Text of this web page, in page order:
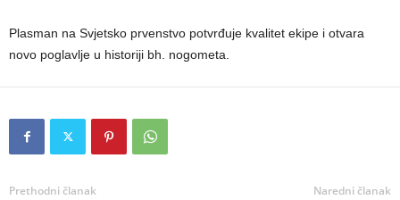
Plasman na Svjetsko prvenstvo potvrđuje kvalitet ekipe i otvara
novo poglavlje u historiji bh. nogometa.
Prethodni članak Naredni članak